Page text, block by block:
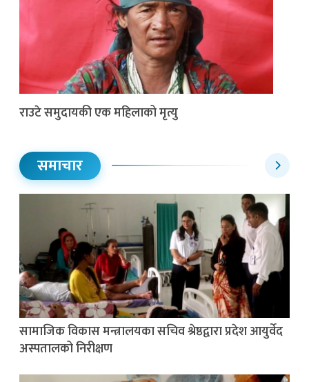
राउटे समुदायकी एक महिलाको मृत्यु
समाचार
सामाजिक विकास मन्त्रालयका सचिव श्रेष्ठद्वारा प्रदेश आयुर्वेद
अस्पतालको निरीक्षण